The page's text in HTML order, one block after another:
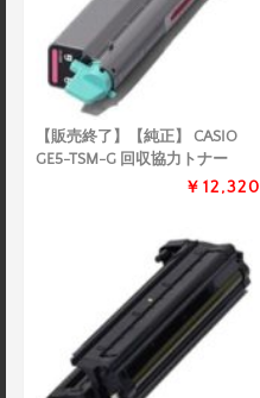
【販売終了】【純正】 CASIO
GE5-TSM-G 回収協力トナー
￥12,320